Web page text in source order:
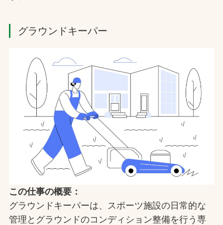
グラウンドキーパー
この仕事の概要：
グラウンドキーパーは、スポーツ施設の日常的な
管理とグラウンドのコンディション整備を行う専